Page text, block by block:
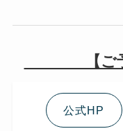
【ご予
公式HP